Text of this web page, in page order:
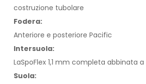
costruzione tubolare
Fodera:
Anteriore e posteriore Pacific
Intersuola:
LaSpoFlex 1,1 mm completa abbinata a
Suola: